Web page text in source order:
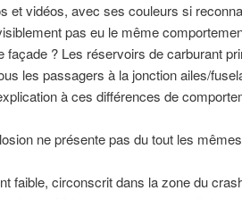
et vidéos, avec ses couleurs si
pas eu le même
façade ? Les réservoirs de carburant
les passagers à la jonction ailes/
à ces différences de
ne présente pas du tout les
faible, circonscrit dans la zone du